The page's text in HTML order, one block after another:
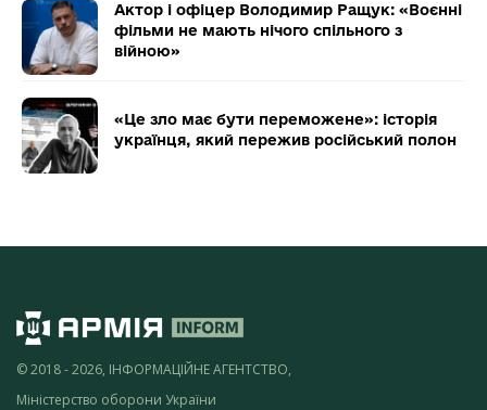
Актор і офіцер Володимир Ращук: «Воєнні
фільми не мають нічого спільного з
війною»
«Це зло має бути переможене»: історія
українця, який пережив російський полон
© 2018 - 2026, ІНФОРМАЦІЙНЕ АГЕНТСТВО,
Міністерство оборони України